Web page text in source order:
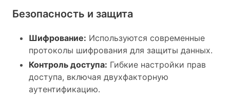
Безопасность и защита
Шифрование: Используются современные
протоколы шифрования для защиты данных.
Контроль доступа: Гибкие настройки прав
доступа, включая двухфакторную
аутентификацию.